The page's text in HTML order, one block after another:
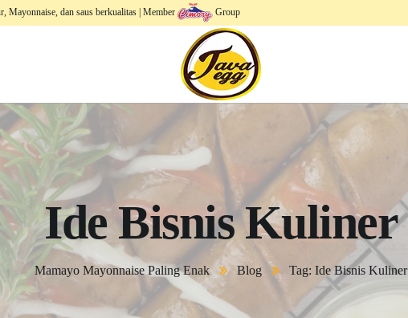
Mayonnaise, dan saus berkualitas | Member Group
Ide Bisnis Kuliner
Mamayo Mayonnaise Paling Enak Blog Tag: Ide Bisnis Kuliner